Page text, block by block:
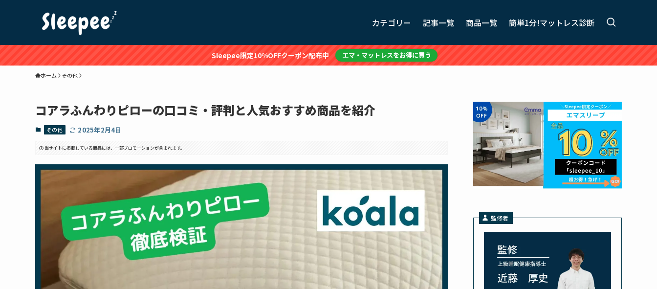
カテゴリー 記事一覧 商品一覧 簡単1分!マットレス診断
Sleepee限定10%OFFクーポン配布中 エマ・マットレスをお得に買う
ホーム その他
コアラふんわりピローの口コミ・評判と人気おすすめ商品を紹介
その他 2025年2月4日
当サイトに掲載している商品には、一部プロモーションが含まれます。
監修者